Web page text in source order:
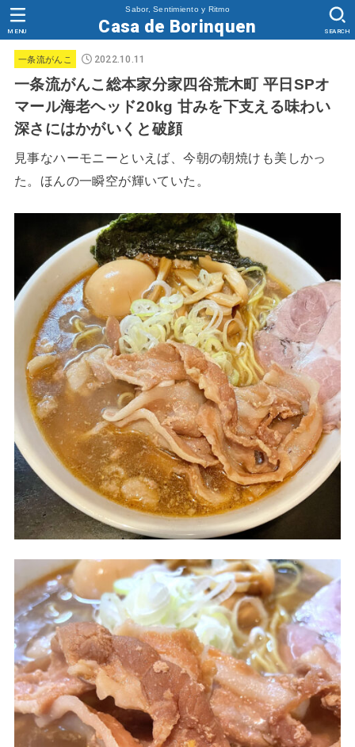
Sabor, Sentimiento y Ritmo
Casa de Borinquen SEARCH
MENU
一条流がんこ 2022.10.11
一条流がんこ総本家分家四谷荒木町 平日SPオ
マール海老ヘッド20kg 甘みを下支える味わい
深さにはかがいくと破顔
見事なハーモニーといえば、今朝の朝焼けも美しかっ
た。ほんの一瞬空が輝いていた。